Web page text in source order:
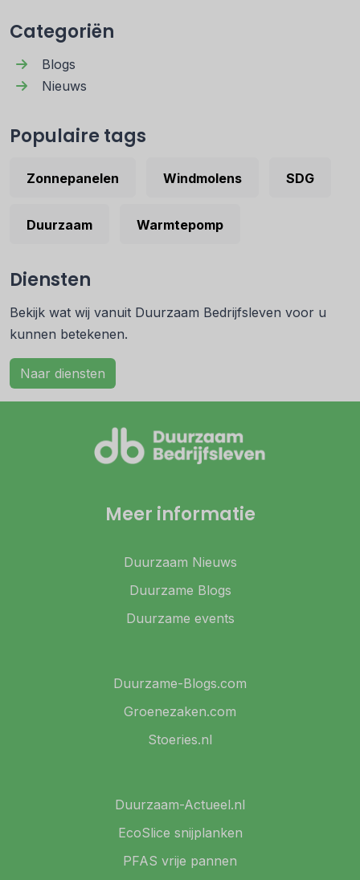
Categoriën
Blogs
Nieuws
Populaire tags
Zonnepanelen Windmolens SDG
Duurzaam Warmtepomp
Diensten
Bekijk wat wij vanuit Duurzaam Bedrijfsleven voor u
kunnen betekenen.
Naar diensten
Meer informatie
Duurzaam Nieuws
Duurzame Blogs
Duurzame events
Duurzame-Blogs.com
Groenezaken.com
Stoeries.nl
Duurzaam-Actueel.nl
EcoSlice snijplanken
PFAS vrije pannen